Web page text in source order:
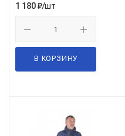
1 180₽/шт
В КОРЗИНУ